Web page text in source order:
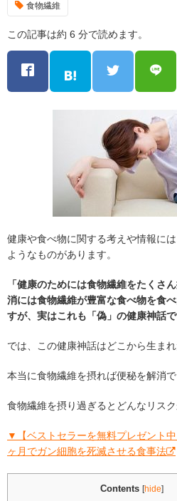
食物繊維
この記事は約 6 分で読めます。
健康や食べ物に関する考えや情報に
ようなものがあります。
「健康のためには食物繊維をたくさ
消には食物繊維が豊富な食べ物を食
すが、実はこれも「偽」の健康神話で
では、この健康神話はどこから生ま
本当に食物繊維を摂れば便秘を解消
食物繊維を摂り過ぎるとどんなリス
▼【ベストセラーを無料プレゼント
ヶ月でガン細胞を死滅させる食事法
Contents [hide]